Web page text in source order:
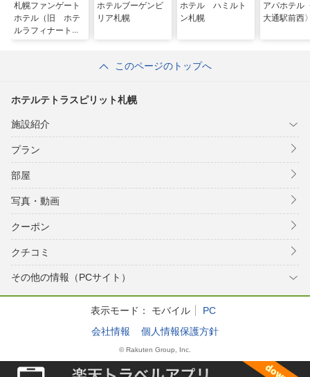
札幌ファンゲート
ホテル（旧 ホテ
ルラフィナート札
ホテルブーゲンビ
リア札幌
ホテル ハミルト
ン札幌
アパホテル
大通駅前西
このページのトップへ
ホテルテトラスピリット札幌
施設紹介
プラン
部屋
写真・動画
クーポン
クチコミ
その他の情報（PCサイト）
表示モード： モバイル
PC
会社情報
個人情報保護方針
© Rakuten Group, Inc.